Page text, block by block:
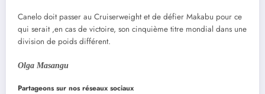
Canelo doit passer au Cruiserweight et de défier Makabu pour ce
qui serait ,en cas de victoire, son cinquième titre mondial dans une
division de poids différent.
Olga Masangu
Partageons sur nos réseaux sociaux